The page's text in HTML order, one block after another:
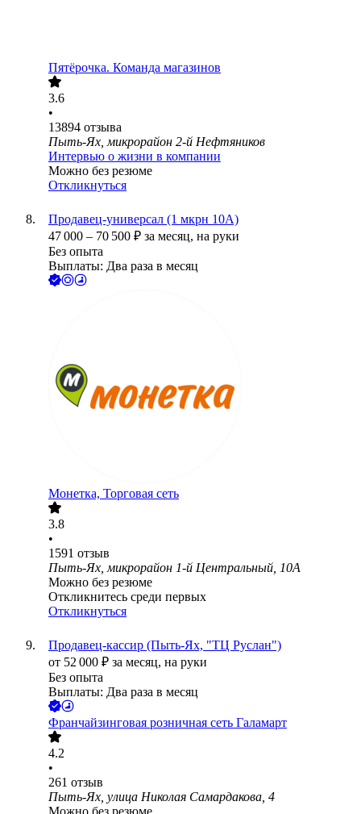
Пятёрочка. Команда магазинов
3.6
•
13894 отзыва
Пыть-Ях, микрорайон 2-й Нефтяников
Интервью о жизни в компании
Можно без резюме
Откликнуться
Продавец-универсал (1 мкрн 10А)
47 000 – 70 500 ₽ за месяц, на руки
Без опыта
Выплаты: Два раза в месяц
Монетка, Торговая сеть
3.8
•
1591 отзыв
Пыть-Ях, микрорайон 1-й Центральный, 10А
Можно без резюме
Откликнитесь среди первых
Откликнуться
Продавец-кассир (Пыть-Ях, "ТЦ Руслан")
от 52 000 ₽ за месяц, на руки
Без опыта
Выплаты: Два раза в месяц
Франчайзинговая розничная сеть Галамарт
4.2
•
261 отзыв
Пыть-Ях, улица Николая Самардакова, 4